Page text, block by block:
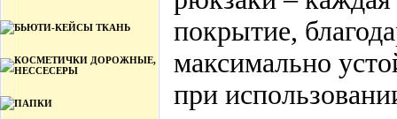
БЬЮТИ-КЕЙСЫ ТКАНЬ
КОСМЕТИЧКИ ДОРОЖНЫЕ,
НЕССЕСЕРЫ
ПАПКИ
покрытие,
максимально
при